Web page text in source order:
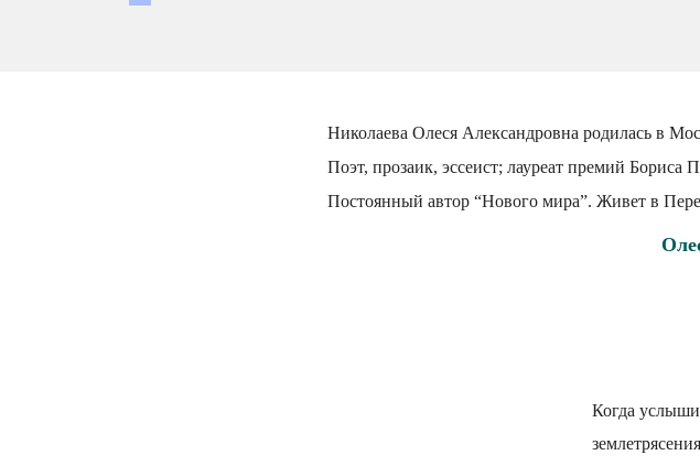
Николаева Олеся Александровна родилась в
Поэт, прозаик, эссеист; лауреат премий Бориса
Постоянный автор “Нового мира”. Живет в
Когда